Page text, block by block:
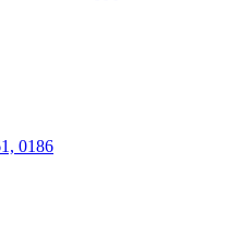
0186